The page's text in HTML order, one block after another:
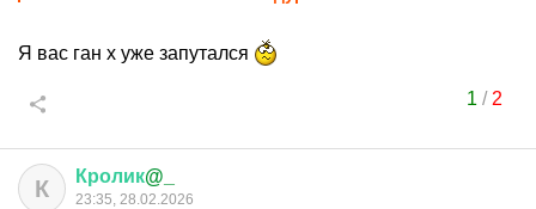
Я вас ган х уже запутался
1 / 2
К Кролик@_
23:35, 28.02.2026